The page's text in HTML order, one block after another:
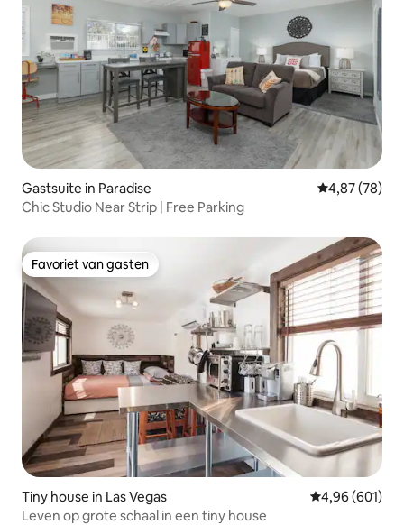
Gastsuite in Paradise Gemiddelde
4,87 (78)
Chic Studio Near Strip | Free Parking
Favoriet van gasten
Favoriet van gasten
Tiny house in Las Vegas Gemiddelde
4,96 (601)
Leven op grote schaal in een tiny house